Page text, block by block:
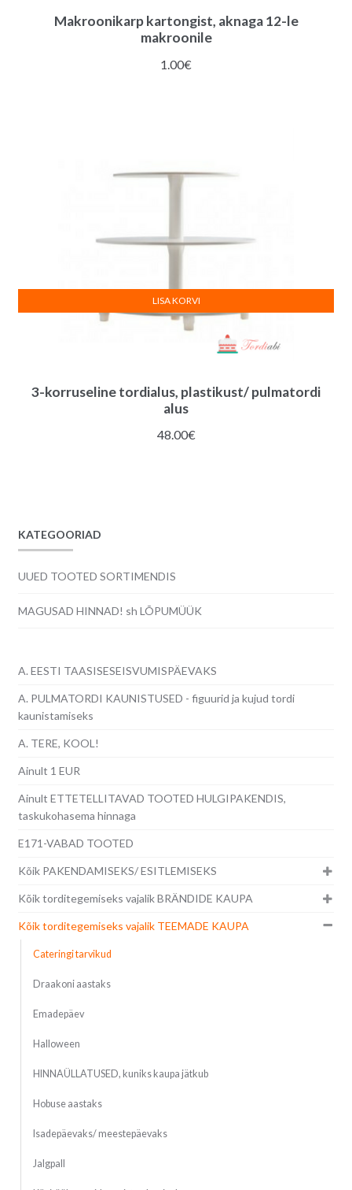
Makroonikarp kartongist, aknaga 12-le
makroonile
1.00€
3-korruseline tordialus, plastikust/ pulmatordi
alus
48.00€
LISA KORVI
KATEGOORIAD
UUED TOOTED SORTIMENDIS
MAGUSAD HINNAD! sh LÕPUMÜÜK
A. EESTI TAASISESEISVUMISPÄEVAKS
A. PULMATORDI KAUNISTUSED - figuurid ja kujud tordi
kaunistamiseks
A. TERE, KOOL!
Ainult 1 EUR
Ainult ETTETELLITAVAD TOOTED HULGIPAKENDIS,
taskukohasema hinnaga
E171-VABAD TOOTED
Kõik PAKENDAMISEKS/ ESITLEMISEKS
Kõik torditegemiseks vajalik BRÄNDIDE KAUPA
Kõik torditegemiseks vajalik TEEMADE KAUPA
Cateringi tarvikud
Draakoni aastaks
Emadepäev
Halloween
HINNAÜLLATUSED, kuniks kaupa jätkub
Hobuse aastaks
Isadepäevaks/ meestepäevaks
Jalgpall